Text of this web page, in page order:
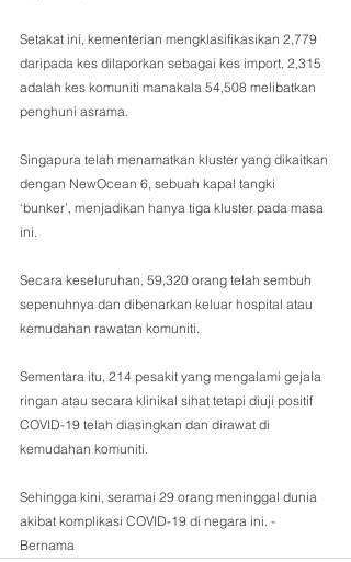
Setakat ini, kementerian mengklasifikasikan 2,779
daripada kes dilaporkan sebagai kes import, 2,315
adalah kes komuniti manakala 54,508 melibatkan
penghuni asrama.
Singapura telah menamatkan kluster yang dikaitkan
dengan NewOcean 6, sebuah kapal tangki
‘bunker’, menjadikan hanya tiga kluster pada masa
ini.
Secara keseluruhan, 59,320 orang telah sembuh
sepenuhnya dan dibenarkan keluar hospital atau
kemudahan rawatan komuniti.
Sementara itu, 214 pesakit yang mengalami gejala
ringan atau secara klinikal sihat tetapi diuji positif
COVID-19 telah diasingkan dan dirawat di
kemudahan komuniti.
Sehingga kini, seramai 29 orang meninggal dunia
akibat komplikasi COVID-19 di negara ini. -
Bernama